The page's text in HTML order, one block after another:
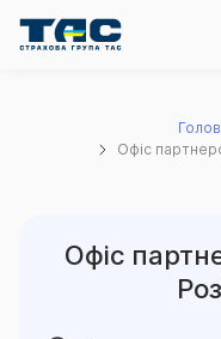
Офіс
Офіс